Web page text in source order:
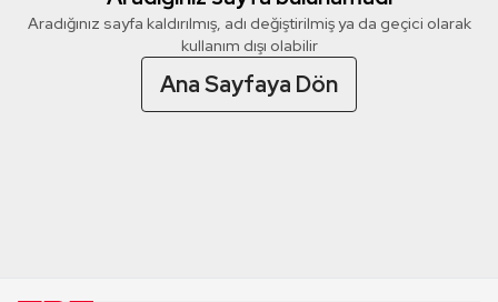
Aradığınız sayfa kaldırılmış, adı değiştirilmiş ya da geçici olarak
kullanım dışı olabilir
Ana Sayfaya Dön